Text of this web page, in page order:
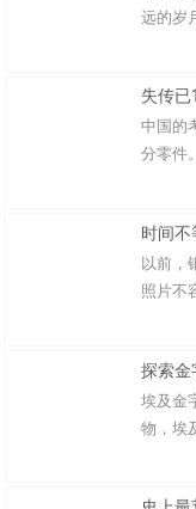
远的岁
失传
中国的
分零件
时间
以前，
照片不
探索金
埃及金
物，埃